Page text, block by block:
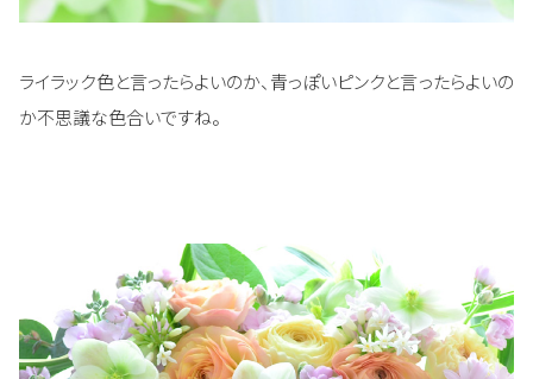
ライラック色と言ったらよいのか、青っぽいピンクと言ったらよいの
か不思議な色合いですね。